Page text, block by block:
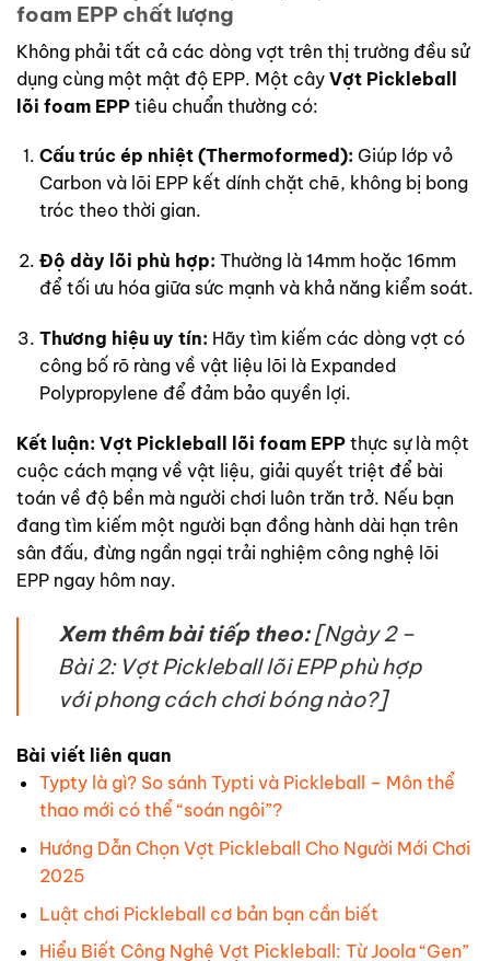
foam EPP chất lượng
Không phải tất cả các dòng vợt trên thị trường đều sử
dụng cùng một mật độ EPP. Một cây Vợt Pickleball
lõi foam EPP tiêu chuẩn thường có:
Cấu trúc ép nhiệt (Thermoformed): Giúp lớp vỏ
Carbon và lõi EPP kết dính chặt chẽ, không bị bong
tróc theo thời gian.
Độ dày lõi phù hợp: Thường là 14mm hoặc 16mm
để tối ưu hóa giữa sức mạnh và khả năng kiểm soát.
Thương hiệu uy tín: Hãy tìm kiếm các dòng vợt có
công bố rõ ràng về vật liệu lõi là Expanded
Polypropylene để đảm bảo quyền lợi.
Kết luận: Vợt Pickleball lõi foam EPP thực sự là một
cuộc cách mạng về vật liệu, giải quyết triệt để bài
toán về độ bền mà người chơi luôn trăn trở. Nếu bạn
đang tìm kiếm một người bạn đồng hành dài hạn trên
sân đấu, đừng ngần ngại trải nghiệm công nghệ lõi
EPP ngay hôm nay.
Xem thêm bài tiếp theo:[Ngày 2 –
Bài 2: Vợt Pickleball lõi EPP phù hợp
với phong cách chơi bóng nào?]
Bài viết liên quan
Typty là gì? So sánh Typti và Pickleball – Môn thể
thao mới có thể “soán ngôi”?
Hướng Dẫn Chọn Vợt Pickleball Cho Người Mới Chơi
2025
Luật chơi Pickleball cơ bản bạn cần biết
Hiểu Biết Công Nghệ Vợt Pickleball: Từ Joola “Gen”